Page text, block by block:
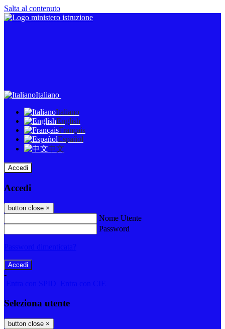
Salta al contenuto
Italiano
Italiano
English
Français
Español
中文
Accedi
Accedi
button close ×
Nome Utente
Password
-
Seleziona utente
button close ×